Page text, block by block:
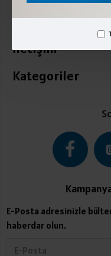
Üyelik İşlemleri
İletişim
Kategoriler
E-Posta adresinizle
haberdar olun.